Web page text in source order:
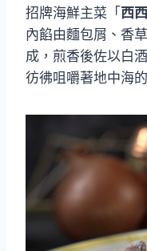
招牌海鮮主菜「西
內餡由麵包屑、香
成，煎香後佐以白
彷彿咀嚼著地中海